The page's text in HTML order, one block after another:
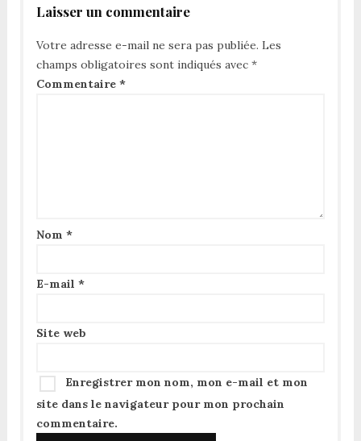
Laisser un commentaire
Votre adresse e-mail ne sera pas publiée. Les
champs obligatoires sont indiqués avec *
Commentaire *
Nom *
E-mail *
Site web
Enregistrer mon nom, mon e-mail et mon
site dans le navigateur pour mon prochain
commentaire.